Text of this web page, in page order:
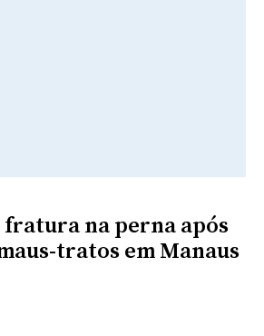
na perna após
tratos em Manaus